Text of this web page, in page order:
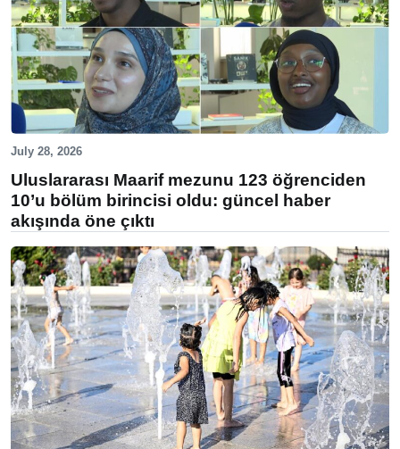
July 28, 2026
Uluslararası Maarif mezunu 123 öğrenciden
10’u bölüm birincisi oldu: güncel haber
akışında öne çıktı